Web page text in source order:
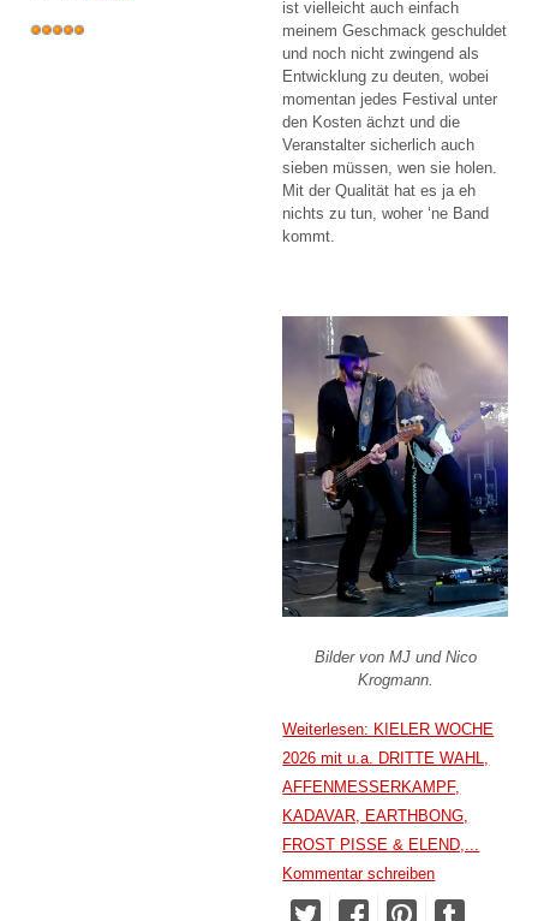
ist vielleicht auch einfach
meinem Geschmack geschuldet
und noch nicht zwingend als
Entwicklung zu deuten, wobei
momentan jedes Festival unter
den Kosten ächzt und die
Veranstalter sicherlich auch
sieben müssen, wen sie holen.
Mit der Qualität hat es ja eh
nichts zu tun, woher ‘ne Band
kommt.
Bilder von MJ und Nico
Krogmann.
Weiterlesen: KIELER WOCHE
2026 mit u.a. DRITTE WAHL,
AFFENMESSERKAMPF,
KADAVAR, EARTHBONG,
FROST PISSE & ELEND,...
Kommentar schreiben